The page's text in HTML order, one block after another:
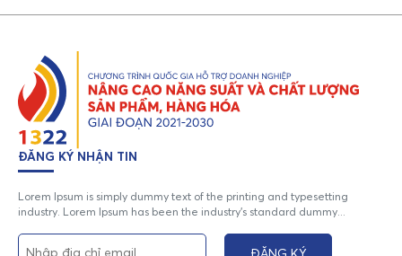
ĐĂNG KÝ NHẬN TIN
Lorem Ipsum is simply dummy text of the printing and typesetting
industry. Lorem Ipsum has been the industry's standard dummy...